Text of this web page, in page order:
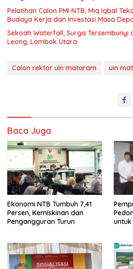
Pelatihan Calon PMI NTB, Miq Iqbal
Budaya Kerja dan Investasi Masa
Sekoah Waterfall, Surga Tersembunyi
Leong, Lombok Utara
Calon rektor uin mataram uin
Baca Juga
Ekonomi NTB Tumbuh 7,41
Persen, Kemiskinan dan
Pengangguran Turun
untuk